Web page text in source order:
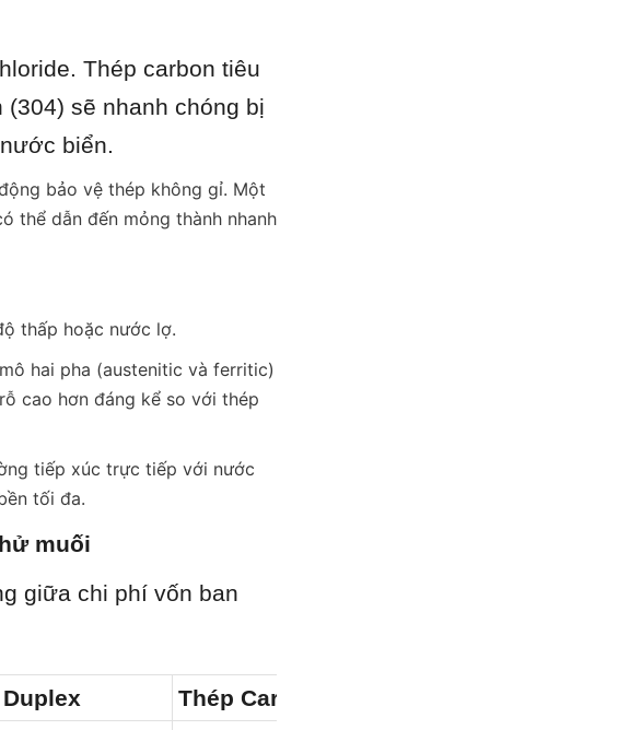
Thép carbon tiêu
sẽ nhanh chóng bị
biển.
bảo vệ thép không gỉ. Một
thể dẫn đến mỏng thành nhanh
thấp hoặc nước lợ.
hai pha (austenitic và ferritic)
cao hơn đáng kể so với thép
tiếp xúc trực tiếp với nước
tối đa.
muối
giữa chi phí vốn ban
Thép Carbon có lớp phủ